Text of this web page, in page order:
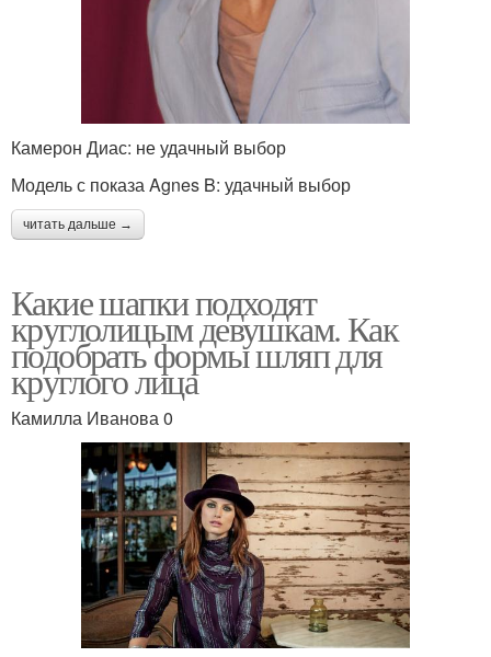
Камерон Диас: не удачный выбор
Модель с показа Agnes B: удачный выбор
читать дальше →
Какие шапки подходят
круглолицым девушкам. Как
подобрать формы шляп для
круглого лица
Камилла Иванова 0